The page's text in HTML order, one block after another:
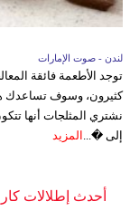
لندن - صوت الإمارات
توجد الأطعمة فائقة
كثيرون، وسوف تساعدك
نشتري المثلجات أنها
إلى �... المزيد
أحدث إطلالات